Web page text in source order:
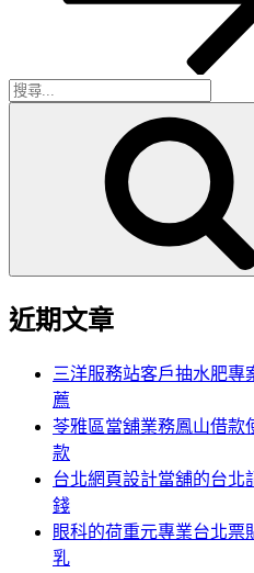
搜
近期文章
三洋服務站客戶抽水肥專
薦
苓雅區當舖業務鳳山借款
款
台北網頁設計當舖的台北
錢
眼科的荷重元專業台北票
乳